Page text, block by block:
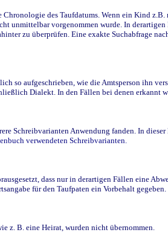
des Taufdatums. Wenn ein Kind
unmittelbar vorgenommen wurde. In
zu überprüfen. Eine exakte Suchabfrage
aufgeschrieben, wie die Amtsperson ihn
Dialekt. In den Fällen bei denen erkannt
Schreibvarianten Anwendung fanden. In
verwendeten Schreibvarianten.
dass nur in derartigen Fällen eine
für den Taufpaten ein Vorbehalt
z. B. eine Heirat, wurden nicht übernommen.